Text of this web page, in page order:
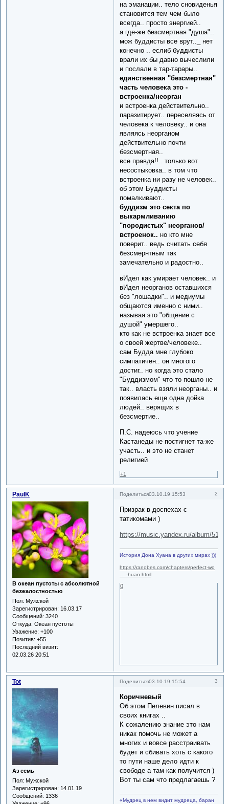
на эманации.. тело сновиденья
становится тем чем было
всегда.. просто энергией..
а где-же безсмертная "душа"..
мож буддисты все врут.._ нет
конечно .. еслиб буддисты
врали их бы давно вычеслили
и послали в тар-тарары..
единственная "безсмертная"
часть человека это -
встроенка/неорган
и встроенка действительно..
паразитирует.. переселяясь от
человека к человеку.. и она
являясь неорганом
действительно почти
безсмертная..
все правда!!.. только вот
несостыковка.. в том что
встроенка ни разу не человек..
об этом Буддисты
помалкивают..
буддизм это секта по
выкармливанию
"породистых" неорганов/
встроенок.. но кто мне
поверит.. ведь считать себя
безсмернтным так
замечательно и радостно..
вИдел как умирает человек.. и
вИдел неорганов оставшихся
без "лошадки".. и медиумы
общаются именно с ними..
называя это "общение с
душой" умершего..
кто как не встроенка знает все
о своей жертве/человеке..
сам Будда мне глубоко
симпатичен.. он многого
достиг.. но когда это стало
"Буддизмом" что то пошло не
так.. власть взяли неорганы.. и
появилась еще одна дойка
людей.. верящих в
безсмертие..
П.С. надеюсь что учение
Кастанеды не постигнет та-же
участь.. и это не станет
религией
+1
Поделиться 2
03.10.19 15:53
PaulK
В океан пустоты с абсолютной
безжалостностью
Пол: Мужской
Зарегистрирован: 16.03.17
Сообщений: 3240
Откуда: Океан пустоты
Уважение: +100
Позитив: +55
Последний визит:
02.03.26 20:51
Призрак в доспехах с
татикомами )
https://music.yandex.ru/album/
История Дона Хуана в других мирах )))
https://ranobes.com/chapters/perfect-wo
… -huan.html
0
Поделиться 3
03.10.19 15:54
Tot
Аз есмь
Пол: Мужской
Зарегистрирован: 14.01.19
Сообщений: 1336
Коричневый
Об этом Пелевин писал в
своих книгах ..
К сожалению знание это нам
никак помочь не может а
многих и вовсе расстраивать
будет и сбивать хоть с какого
то пути наше дело идти к
свободе а там как получится )
Вот ты сам что предлагаешь ?
«Мудрец в нем видит мудреца, баран